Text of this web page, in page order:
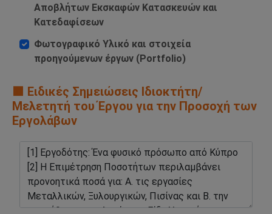
Αποβλήτων Εκσκαφών Κατασκευών και
Κατεδαφίσεων
Φωτογραφικό Υλικό και στοιχεία
προηγούμενων έργων (Portfolio)
🟧 Ειδικές Σημειώσεις Ιδιοκτήτη/
Μελετητή του Έργου για την Προσοχή των
Εργολάβων